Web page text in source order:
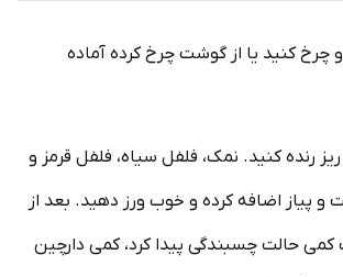
چرخ کنید یا از گوشت چرخ کرده آماده
ریز رنده کنید. نمک، فلفل سیاه، فلفل قرمز و
و پیاز اضافه کرده و خوب ورز دهید. بعد از
حالت چسبندگی پیدا کرد، کمی دارچین